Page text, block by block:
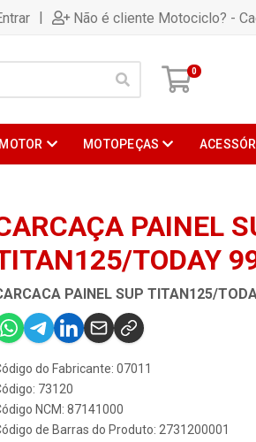
| Não é cliente Motociclo? -
0
MOTOR MOTOPEÇAS
PAINEL
TODAY
PAINEL SUP TITAN125/
do Fabricante: 07011
73120
NCM: 87141000
de Barras do Produto: 2731200001